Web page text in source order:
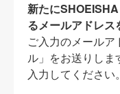
新たに
るメールアドレス
ご入力のメール
ル」をお送りし
入力してください。